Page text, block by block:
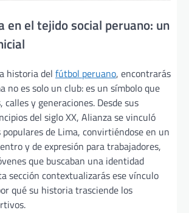
en el tejido social peruano: un
historia del fútbol peruano, encontrarás
no es solo un club: es un símbolo que
calles y generaciones. Desde sus
del siglo XX, Alianza se vinculó
de Lima, convirtiéndose en un
y de expresión para trabajadores,
que buscaban una identidad
sección contextualizarás ese vínculo
qué su historia trasciende los